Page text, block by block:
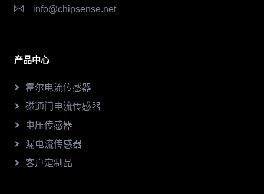
info@chipsense.net
产品中心
霍尔电流传感器
磁通门电流传感器
电压传感器
漏电流传感器
客户定制品